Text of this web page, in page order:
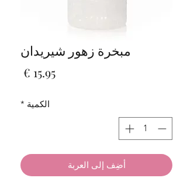
مبخرة زهور شيريدان
الكمية *
أضِف إلى العربة